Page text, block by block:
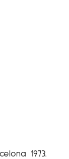
1973.